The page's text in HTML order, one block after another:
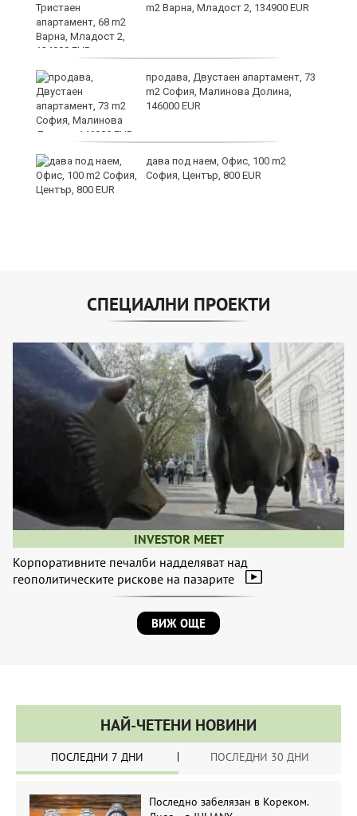
m2 Варна, Младост 2, 134900 EUR
продава, Двустаен апартамент, 73
m2 София, Малинова Долина,
146000 EUR
дава под наем, Офис, 100 m2
София, Център, 800 EUR
СПЕЦИАЛНИ ПРОЕКТИ
INVESTOR MEET
Корпоративните печалби надделяват над
геополитическите рискове на пазарите
ВИЖ ОЩЕ
НАЙ-ЧЕТЕНИ НОВИНИ
ПОСЛЕДНИ 7 ДНИ ПОСЛЕДНИ 30 ДНИ
Последно забелязан в Кореком.